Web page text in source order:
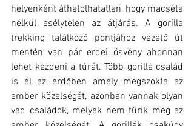
helyenként áthatolhatatlan, hogy macséta
nélkül esélytelen az átjárás. A gorilla
trekking találkozó pontjához vezető út
mentén van pár erdei ösvény ahonnan
lehet kezdeni a túrát. Több gorilla család
is él az erdőben amely megszokta az
ember közelségét, azonban vannak olyan
vad családok, melyek nem tűrik meg az